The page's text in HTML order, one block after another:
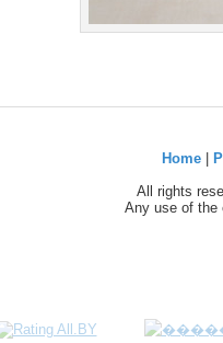
Home|
All rights
Any use of the